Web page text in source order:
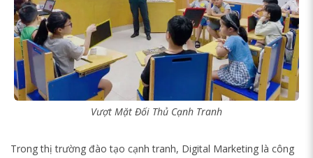
Vượt Mặt Đối Thủ Cạnh Tranh
Trong thị trường đào tạo cạnh tranh, Digital Marketing là công